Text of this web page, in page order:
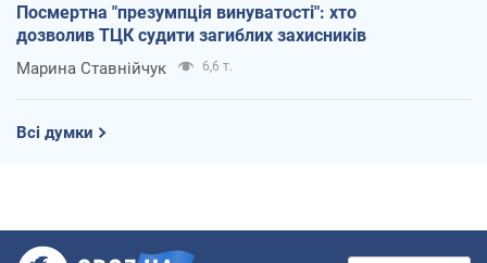
Посмертна "презумпція винуватості": хто
дозволив ТЦК судити загиблих захисників
Марина Ставнійчук 6,6 т.
Всі думки